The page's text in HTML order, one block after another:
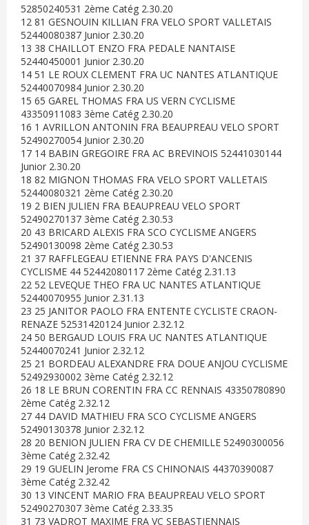
52850240531 2ème Catég 2.30.20
12 81 GESNOUIN KILLIAN FRA VELO SPORT VALLETAIS
52440080387 Junior 2.30.20
13 38 CHAILLOT ENZO FRA PEDALE NANTAISE
52440450001 Junior 2.30.20
14 51 LE ROUX CLEMENT FRA UC NANTES ATLANTIQUE
52440070984 Junior 2.30.20
15 65 GAREL THOMAS FRA US VERN CYCLISME
43350911083 3ème Catég 2.30.20
16 1 AVRILLON ANTONIN FRA BEAUPREAU VELO SPORT
52490270054 Junior 2.30.20
17 14 BABIN GREGOIRE FRA AC BREVINOIS 52441030144
Junior 2.30.20
18 82 MIGNON THOMAS FRA VELO SPORT VALLETAIS
52440080321 2ème Catég 2.30.20
19 2 BIEN JULIEN FRA BEAUPREAU VELO SPORT
52490270137 3ème Catég 2.30.53
20 43 BRICARD ALEXIS FRA SCO CYCLISME ANGERS
52490130098 2ème Catég 2.30.53
21 37 RAFFLEGEAU ETIENNE FRA PAYS D'ANCENIS
CYCLISME 44 52442080117 2ème Catég 2.31.13
22 52 LEVEQUE THEO FRA UC NANTES ATLANTIQUE
52440070955 Junior 2.31.13
23 25 JANITOR PAOLO FRA ENTENTE CYCLISTE CRAON-
RENAZE 52531420124 Junior 2.32.12
24 50 BERGAUD LOUIS FRA UC NANTES ATLANTIQUE
52440070241 Junior 2.32.12
25 21 BORDEAU ALEXANDRE FRA DOUE ANJOU CYCLISME
52492930002 3ème Catég 2.32.12
26 18 LE BRUN CORENTIN FRA CC RENNAIS 43350780890
2ème Catég 2.32.12
27 44 DAVID MATHIEU FRA SCO CYCLISME ANGERS
52490130378 Junior 2.32.12
28 20 BENION JULIEN FRA CV DE CHEMILLE 52490300056
3ème Catég 2.32.42
29 19 GUELIN Jerome FRA CS CHINONAIS 44370390087
3ème Catég 2.32.42
30 13 VINCENT MARIO FRA BEAUPREAU VELO SPORT
52490270307 3ème Catég 2.33.35
31 73 VADROT MAXIME FRA VC SEBASTIENNAIS